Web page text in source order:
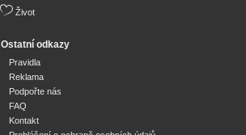
Život
Ostatní odkazy
Pravidla
Reklama
Podpořte nás
FAQ
Kontakt